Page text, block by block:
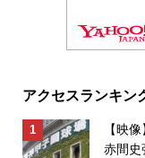
アクセスランキン
【映
赤間史